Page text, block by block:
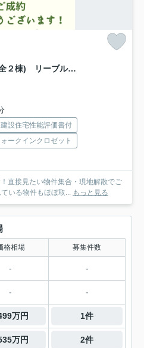
前橋市女屋町第２ ２号棟(全２棟) リーブルガーデン 新築建売分譲
建設住宅性能評価書付
ークインクロゼット
直接見たい物件集合・現地解散でご
いる物件もほぼ取...
もっと見る
格相場 募集件数
- -
- -
万円 1件
万円 2件